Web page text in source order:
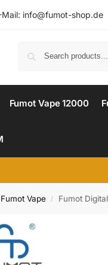
info@fumot-shop.de
Fumot Vape 12000
Fumot Vape / Fumot